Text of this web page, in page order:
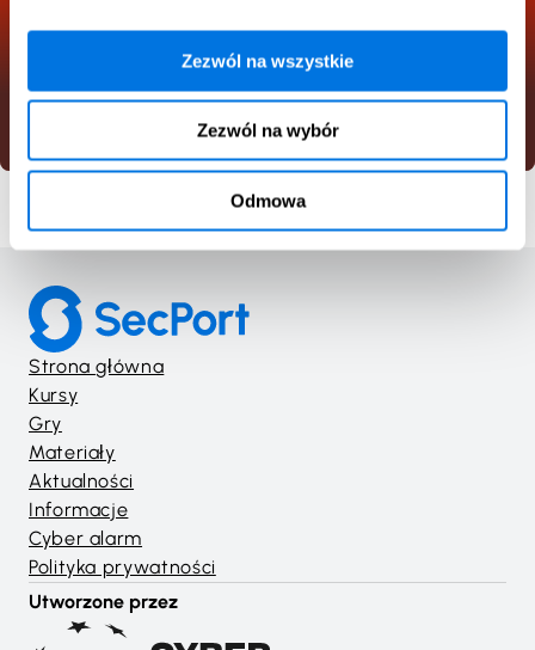
Zezwól na wszystkie
Zezwól na wybór
Odmowa
Hacker Quiz
Cyberbezpieczeństwo Gra
Strona główna
Kursy
Gry
Materiały
Aktualności
Informacje
Cyber alarm
Polityka prywatności
Utworzone przez